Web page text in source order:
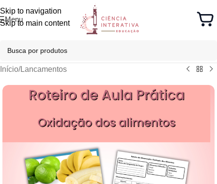
Skip to navigation
Skip to main content
Menu
Início/Lancamentos